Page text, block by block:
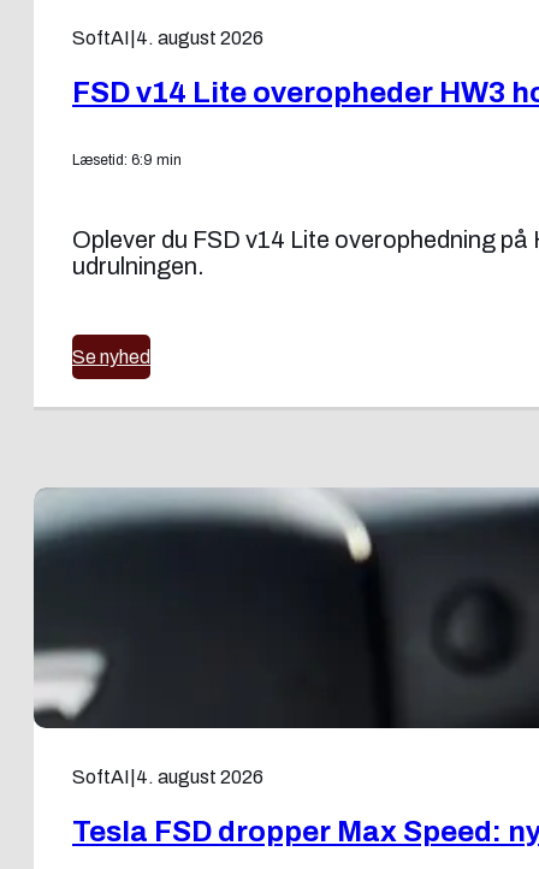
SoftAI 4. august 2026
FSD v14 Lite overopheder HW3
Læsetid: 6:9 min
Oplever du FSD v14 Lite overophedning
udrulningen.
Se nyhed
SoftAI 4. august 2026
Tesla FSD dropper Max Speed: